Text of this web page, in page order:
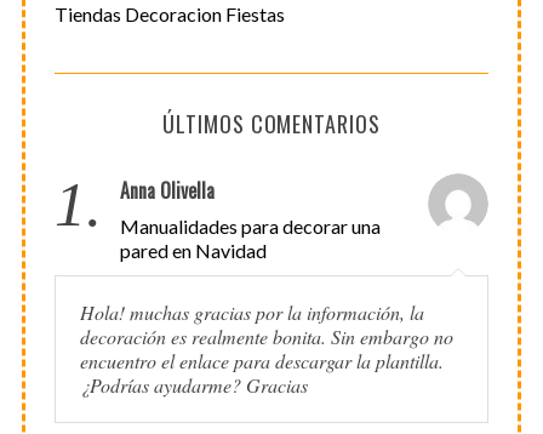
Tiendas Decoracion Fiestas
ÚLTIMOS COMENTARIOS
1. Anna Olivella
Manualidades para decorar una
pared en Navidad
Hola! muchas gracias por la información, la
decoración es realmente bonita. Sin embargo no
encuentro el enlace para descargar la plantilla.
¿Podrías ayudarme? Gracias